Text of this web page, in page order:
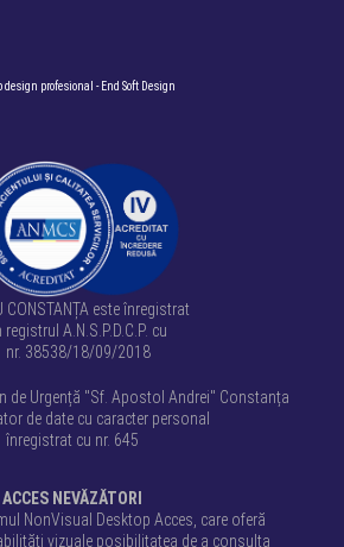
design profesional - End Soft Design
CONSTANȚA este înregistrat
registrul A.N.S.P.D.C.P. cu
nr. 38538/18/09/2018
de Urgență "Sf. Apostol Andrei" Constanța
de date cu caracter personal
înregistrat cu nr. 645
ACCES NEVĂZĂTORI
NonVisual Desktop Acces, care oferă
vizuale posibilitatea de a consulta